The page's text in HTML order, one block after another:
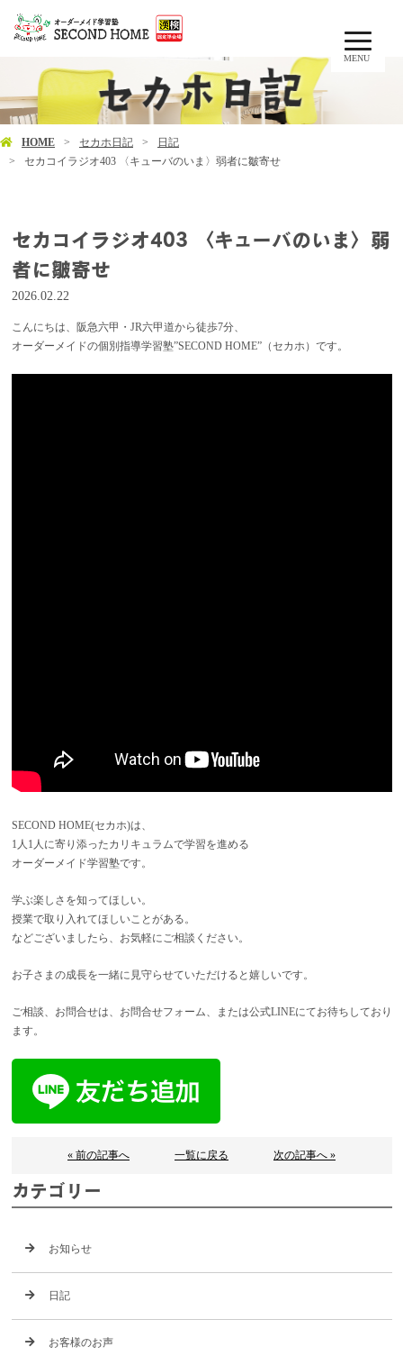
MENU
HOME セカホ日記
日記
セカコイラジオ403 〈キューバのいま〉弱者に皺寄せ
セカコイラジオ403 〈キューバのいま〉弱
者に皺寄せ
2026.02.22
こんにちは、阪急六甲・JR六甲道から徒歩7分、
オーダーメイドの個別指導学習塾”SECOND HOME”（セカホ）です。
SECOND HOME(セカホ)は、
1人1人に寄り添ったカリキュラムで学習を進める
オーダーメイド学習塾です。
学ぶ楽しさを知ってほしい。
授業で取り入れてほしいことがある。
などございましたら、お気軽にご相談ください。
お子さまの成長を一緒に見守らせていただけると嬉しいです。
ご相談、お問合せは、お問合せフォーム、または公式LINEにてお待ちしており
ます。
« 前の記事へ 一覧に戻る 次の記事へ »
カテゴリー
お知らせ
日記
お客様のお声